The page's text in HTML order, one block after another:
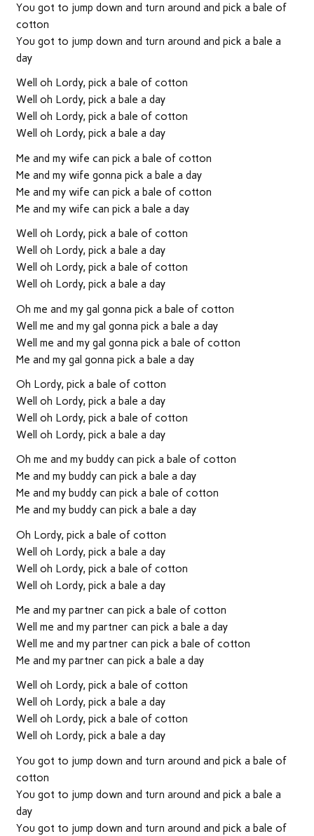
You got to jump down and turn around and pick a bale of
cotton
You got to jump down and turn around and pick a bale a
day
Well oh Lordy, pick a bale of cotton
Well oh Lordy, pick a bale a day
Well oh Lordy, pick a bale of cotton
Well oh Lordy, pick a bale a day
Me and my wife can pick a bale of cotton
Me and my wife gonna pick a bale a day
Me and my wife can pick a bale of cotton
Me and my wife can pick a bale a day
Well oh Lordy, pick a bale of cotton
Well oh Lordy, pick a bale a day
Well oh Lordy, pick a bale of cotton
Well oh Lordy, pick a bale a day
Oh me and my gal gonna pick a bale of cotton
Well me and my gal gonna pick a bale a day
Well me and my gal gonna pick a bale of cotton
Me and my gal gonna pick a bale a day
Oh Lordy, pick a bale of cotton
Well oh Lordy, pick a bale a day
Well oh Lordy, pick a bale of cotton
Well oh Lordy, pick a bale a day
Oh me and my buddy can pick a bale of cotton
Me and my buddy can pick a bale a day
Me and my buddy can pick a bale of cotton
Me and my buddy can pick a bale a day
Oh Lordy, pick a bale of cotton
Well oh Lordy, pick a bale a day
Well oh Lordy, pick a bale of cotton
Well oh Lordy, pick a bale a day
Me and my partner can pick a bale of cotton
Well me and my partner can pick a bale a day
Well me and my partner can pick a bale of cotton
Me and my partner can pick a bale a day
Well oh Lordy, pick a bale of cotton
Well oh Lordy, pick a bale a day
Well oh Lordy, pick a bale of cotton
Well oh Lordy, pick a bale a day
You got to jump down and turn around and pick a bale of
cotton
You got to jump down and turn around and pick a bale a
day
You got to jump down and turn around and pick a bale of